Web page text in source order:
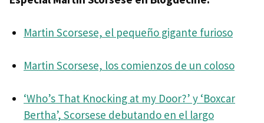
Martin Scorsese, el pequeño gigante furioso
Martin Scorsese, los comienzos de un coloso
‘Who’s That Knocking at my Door?’ y ‘Boxcar
Bertha’, Scorsese debutando en el largo